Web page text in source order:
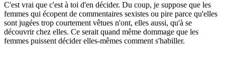
C'est vrai que c'est à toi d'en décider. Du coup, je suppose que les
femmes qui écopent de commentaires sexistes ou pire parce qu'elles
sont jugées trop courtement vêtues n'ont, elles aussi, qu'à se
découvrir chez elles. Ce serait quand même dommage que les
femmes puissent décider elles-mêmes comment s'habiller.